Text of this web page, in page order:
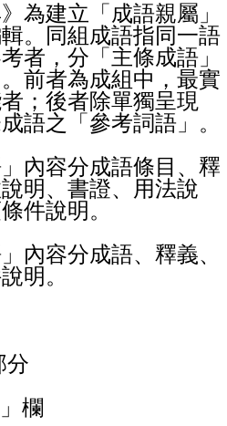
為建立「成語親屬」
。同組成語指同一語
者，分「主條成語」
前者為成組中，最實
；後者除單獨呈現
語之「參考詞語」。
內容分成語條目、釋
明、書證、用法說
件說明。
內容分成語、釋義、
明。
分
欄